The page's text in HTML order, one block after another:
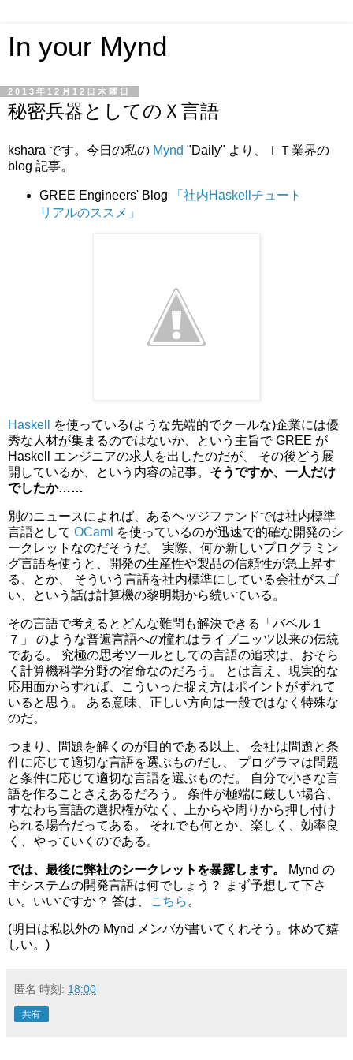
In your Mynd
2013年12月12日木曜日
秘密兵器としてのＸ言語
kshara です。今日の私の Mynd "Daily" より、ＩＴ業界の
blog 記事。
GREE Engineers' Blog
「社内Haskellチュート
リアルのススメ」
Haskell
を使っている(ような先端的でクールな)企業には優
秀な人材が集まるのではないか、という主旨で GREE が
Haskell エンジニアの求人を出したのだが、 その後どう展
開しているか、という内容の記事。 そうですか、一人だけ
でしたか……
別のニュースによれば、あるヘッジファンドでは社内標準
言語として OCaml を使っているのが迅速で的確な開発のシ
ークレットなのだそうだ。 実際、何か新しいプログラミン
グ言語を使うと、開発の生産性や製品の信頼性が急上昇す
る、とか、 そういう言語を社内標準にしている会社がスゴ
い、という話は計算機の黎明期から続いている。
その言語で考えるとどんな難問も解決できる「バベル１
７」 のような普遍言語への憧れはライプニッツ以来の伝統
である。 究極の思考ツールとしての言語の追求は、おそら
く計算機科学分野の宿命なのだろう。 とは言え、現実的な
応用面からすれば、こういった捉え方はポイントがずれて
いると思う。 ある意味、正しい方向は一般ではなく特殊な
のだ。
つまり、問題を解くのが目的である以上、 会社は問題と条
件に応じて適切な言語を選ぶものだし、 プログラマは問題
と条件に応じて適切な言語を選ぶものだ。 自分で小さな言
語を作ることさえあるだろう。 条件が極端に厳しい場合、
すなわち言語の選択権がなく、上からや周りから押し付け
られる場合だってある。 それでも何とか、楽しく、効率良
く、やっていくのである。
では、最後に弊社のシークレットを暴露します。
Mynd の
主システムの開発言語は何でしょう？ まず予想して下さ
い。いいですか？ 答は、
こちら 。
(明日は私以外の Mynd メンバが書いてくれそう。休めて嬉
しい。)
匿名 時刻: 18:00
共有